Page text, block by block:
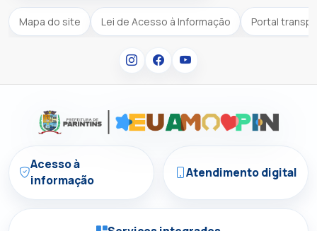
Mapa do site Lei de Acesso à Informação Portal
Acesso à
informação
Atendimento digital